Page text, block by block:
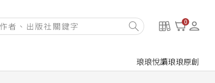
0
琅琅悅讀琅琅原創